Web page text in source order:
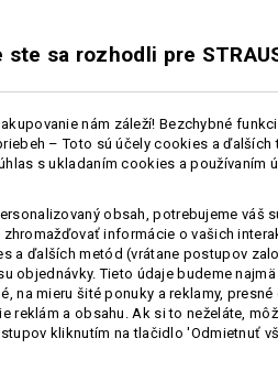
Prispôsobenie:
ste sa rozhodli pre
nám záleží! Bezchybné
– Toto sú účely cookies a
s ukladaním cookies a používaním
obsah, potrebujeme váš
informácie o vašich
a ďalších metód (vrátane postupov
objednávky. Tieto údaje budeme najmä
na mieru šité ponuky a reklamy,
reklám a obsahu. Ak si to neželáte,
kliknutím na tlačidlo 'Odmietnuť